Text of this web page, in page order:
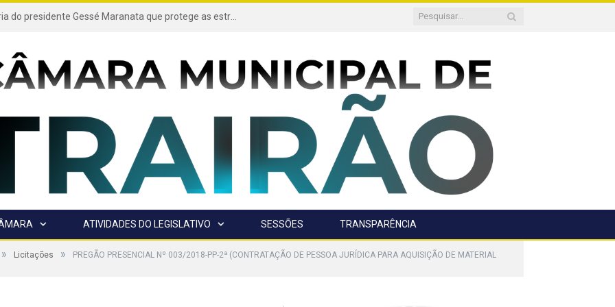
Projeto de autoria do presidente Gessé Maranata que protege as estradas vicinais de Trairão é transformado em lei
ATIVIDADES DO LEGISLATIVO SESSÕES TRANSPARÊNCIA
» Licitações » PREGÃO PRESENCIAL Nº 003/2018-PP-2ª (CONTRATAÇÃO DE PESSOA JURÍDICA PARA AQUISIÇÃO DE MATERIAL